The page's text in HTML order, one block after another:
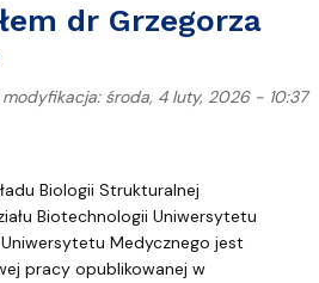
dr Grzegorza
środa, 4 luty, 2026 - 10:37
dr Grzegorza Grabe Nature
Biologii Strukturalnej
Biotechnologii Uniwersytetu
Medycznego jest
pracy opublikowanej w